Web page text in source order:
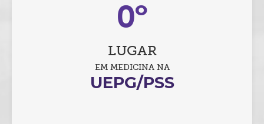
1º
LUGAR
EM MEDICINA NA
UEPG/PSS